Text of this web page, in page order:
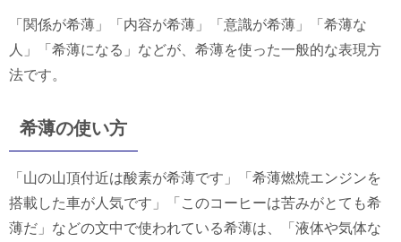
「関係が希薄」「内容が希薄」「意識が希薄」「希薄な
人」「希薄になる」などが、希薄を使った一般的な表現方
法です。
希薄の使い方
「山の山頂付近は酸素が希薄です」「希薄燃焼エンジンを
搭載した車が人気です」「このコーヒーは苦みがとても希
薄だ」などの文中で使われている希薄は、「液体や気体な